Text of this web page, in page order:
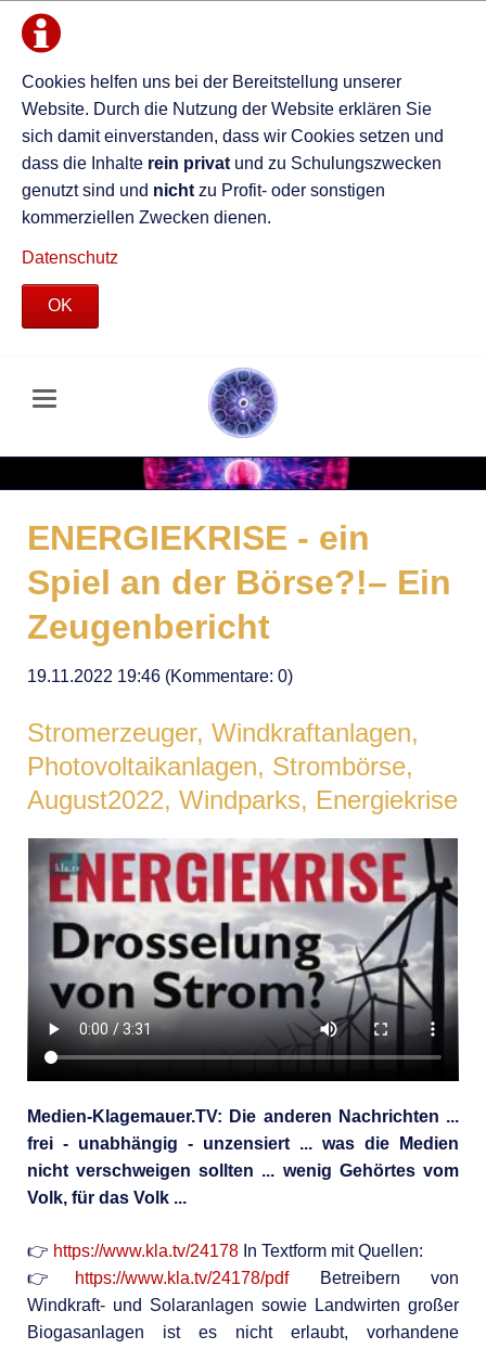
Cookies helfen uns bei der Bereitstellung unserer
Website. Durch die Nutzung der Website erklären Sie
sich damit einverstanden, dass wir Cookies setzen und
dass die Inhalte rein privat und zu Schulungszwecken
genutzt sind und nicht zu Profit- oder sonstigen
kommerziellen Zwecken dienen.
Datenschutz
OK
ENERGIEKRISE - ein
Spiel an der Börse?!– Ein
Zeugenbericht
19.11.2022 19:46(Kommentare: 0)
Stromerzeuger, Windkraftanlagen,
Photovoltaikanlagen, Strombörse,
August2022, Windparks, Energiekrise
Medien-Klagemauer.TV: Die anderen Nachrichten ...
frei - unabhängig - unzensiert ... was die Medien
nicht verschweigen sollten ... wenig Gehörtes vom
Volk, für das Volk ...
👉 https://www.kla.tv/24178In Textform mit Quellen:
👉
https://www.kla.tv/24178/pdfBetreibern von
Windkraft- und Solaranlagen sowie Landwirten großer
Biogasanlagen ist es nicht erlaubt, vorhandene